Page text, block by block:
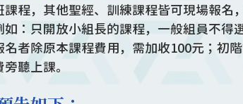
程，其他聖經、訓練課程皆可現場報名
：只開放小組長的課程，一般組員不得選
者除原本課程費用，需加收100元；初
聽上課。